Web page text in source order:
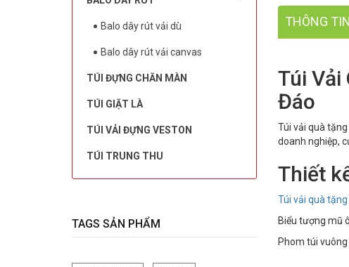
Balo dây rút vải dù
Balo dây rút vải canvas
TÚI ĐỰNG CHĂN MÀN
TÚI GIẶT LÀ
TÚI VẢI ĐỰNG VESTON
TÚI TRUNG THU
TAGS SẢN PHẨM
THÔNG
Túi Vải
Đáo
Túi vải quà
doanh nghiệp,
Thiết
Túi vải quà tặng
Biểu tượng mũ
Phom túi